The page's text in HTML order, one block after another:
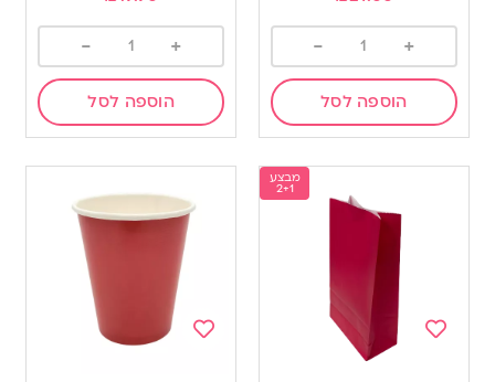
+
-
הוספה לסל
+
-
הוספה לסל
מבצע
2+1